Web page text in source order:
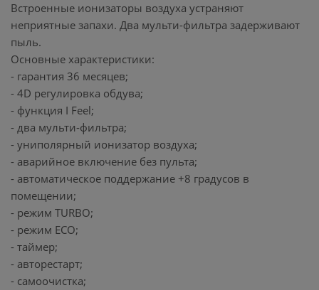
Встроенные ионизаторы воздуха устраняют
неприятные запахи. Два мульти-фильтра задерживают
пыль.
Основные характеристики:
- гарантия 36 месяцев;
- 4D регулировка обдува;
- функция I Feel;
- два мульти-фильтра;
- униполярный ионизатор воздуха;
- аварийное включение без пульта;
- автоматическое поддержание +8 градусов в
помещении;
- режим TURBO;
- режим ECO;
- таймер;
- авторестарт;
- самоочистка;